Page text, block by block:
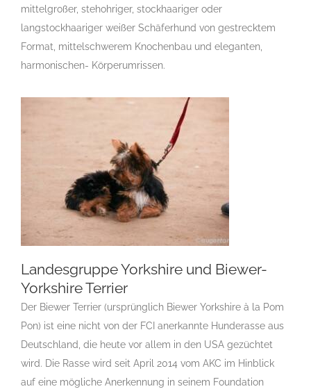
Gruppen Des CAR e.V. Landesgruppe Berger
Blanc Suisse
mittelgroßer, stehohriger, stockhaariger oder
langstockhaariger weißer Schäferhund von gestrecktem
Format, mittelschwerem Knochenbau und eleganten,
harmonischen- Körperumrissen.
Landesgruppe Yorkshire und
Biewer-Yorkshire Terrier
Gruppen Des CAR e.V. Landesgruppe
Yorkshire und Biewer-Yorkshire Terrier
Landesgruppe Yorkshire und Biewer-
Yorkshire Terrier
Der Biewer Terrier (ursprünglich Biewer Yorkshire à la Pom
Pon) ist eine nicht von der FCI anerkannte Hunderasse aus
Deutschland, die heute vor allem in den USA gezüchtet
wird. Die Rasse wird seit April 2014 vom AKC im Hinblick
auf eine mögliche Anerkennung in seinem Foundation